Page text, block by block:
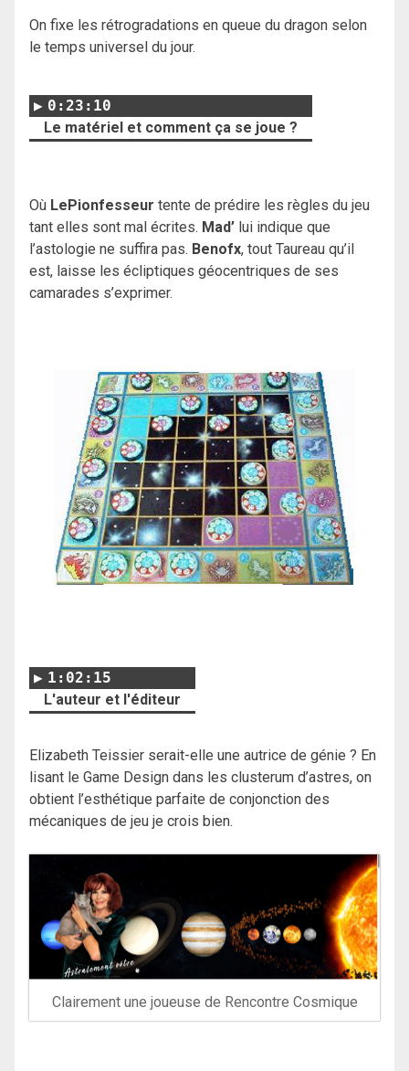
On fixe les rétrogradations en queue du dragon selon
le temps universel du jour.
0:23:10
Le matériel et comment ça se joue ?
Où LePionfesseur tente de prédire les règles du jeu
tant elles sont mal écrites. Mad’ lui indique que
l’astologie ne suffira pas. Benofx, tout Taureau qu’il
est, laisse les écliptiques géocentriques de ses
camarades s’exprimer.
1:02:15
L'auteur et l'éditeur
Elizabeth Teissier serait-elle une autrice de génie ? En
lisant le Game Design dans les clusterum d’astres, on
obtient l’esthétique parfaite de conjonction des
mécaniques de jeu je crois bien.
Clairement une joueuse de Rencontre Cosmique